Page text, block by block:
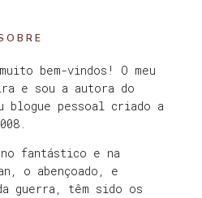
bem-vindos! O meu
e sou a autora do
blogue pessoal criado a
no fantástico e na
o abençoado, e
guerra, têm sido os